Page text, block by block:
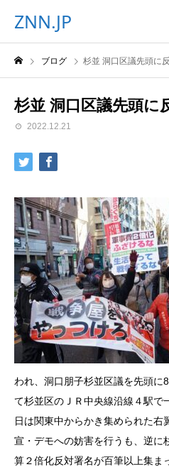
ZNN.JP
ブログ 杉並 洞口区議先頭に
杉並 洞口区議先頭に
2022.12.21
われ、洞口朋子杉並区議を先頭に
て杉並区のＪＲ中央線沿線４駅で
日は関東中からかき集められた右
宣・デモへの妨害を行うも、逆に
算２倍化反対署名が百筆以上集ま